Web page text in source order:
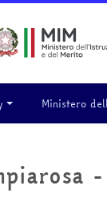
Ministero